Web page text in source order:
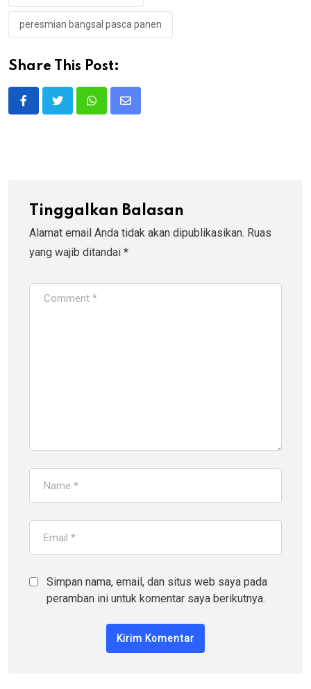
peresmian bangsal pasca panen
Share This Post:
WhatsappShare
Tinggalkan Balasan
Alamat email Anda tidak akan dipublikasikan. Ruas
yang wajib ditandai *
Simpan nama, email, dan situs web saya pada
peramban ini untuk komentar saya berikutnya.